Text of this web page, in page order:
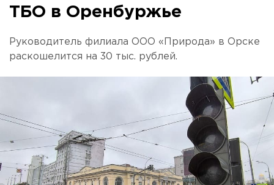
ТБО в Оренбуржье
Руководитель филиала ООО «Природа» в Орске
раскошелится на 30 тыс. рублей.